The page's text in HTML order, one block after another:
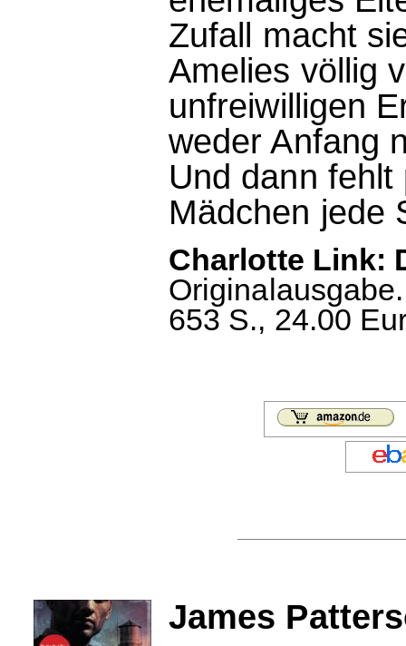
Zufall macht
Amelies völlig
unfreiwilligen
weder Anfang
Und dann
Mädchen jede
Charlotte Link:
653 S., 24.00
James